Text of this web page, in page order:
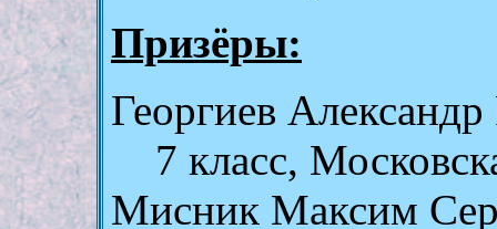
Призёры:
Георгиев
7 класс,
Мисник Максим